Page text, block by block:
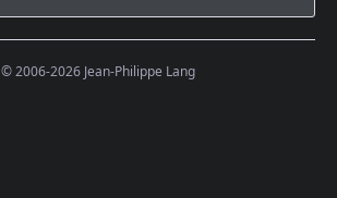
© 2006-2026 Jean-Philippe Lang